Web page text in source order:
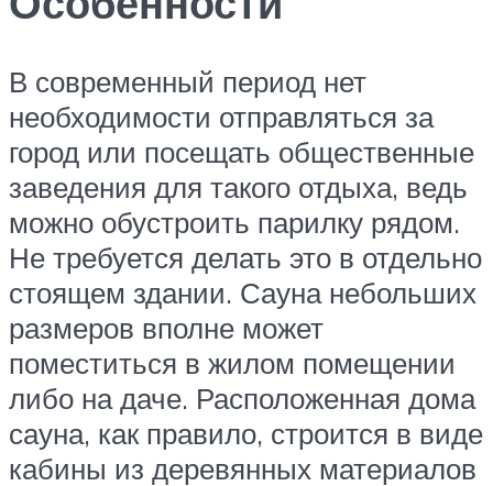
В современный период нет
необходимости отправляться за
город или посещать общественные
заведения для такого отдыха, ведь
можно обустроить парилку рядом.
Не требуется делать это в отдельно
стоящем здании. Сауна небольших
размеров вполне может
поместиться в жилом помещении
либо на даче. Расположенная дома
сауна, как правило, строится в виде
кабины из деревянных материалов